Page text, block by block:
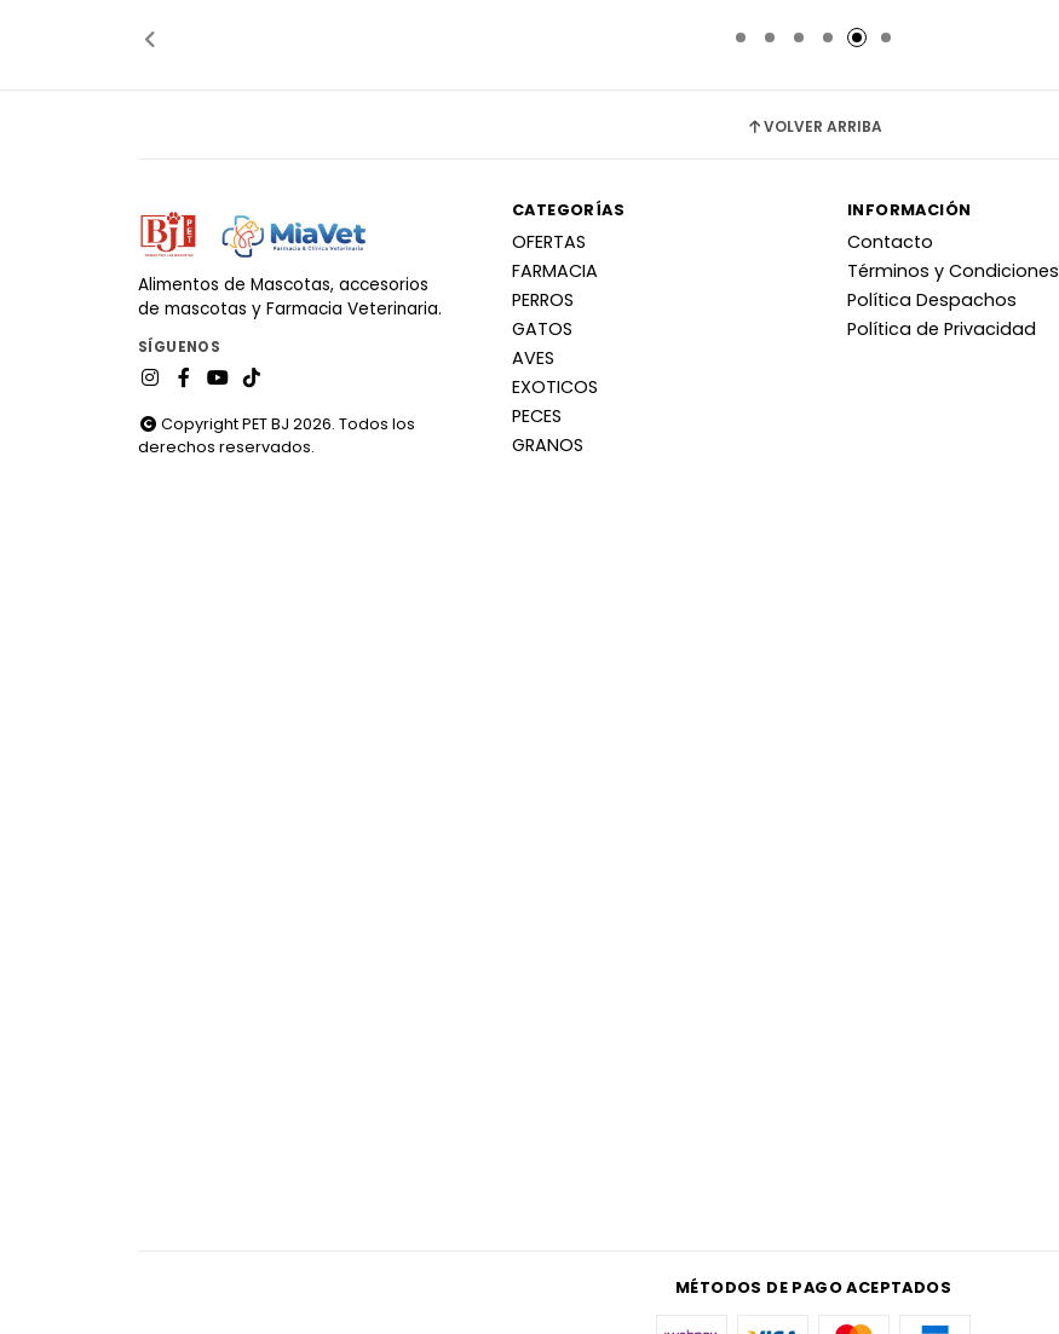
VOLVER ARRIBA
Alimentos de Mascotas, accesorios
de mascotas y Farmacia Veterinaria.
SÍGUENOS
Copyright PET BJ 2026. Todos los
derechos reservados.
CATEGORÍAS
OFERTAS
FARMACIA
PERROS
GATOS
AVES
EXOTICOS
PECES
GRANOS
INFORMACIÓN
Contacto
Términos y Condiciones
Política Despachos
Política de Privacidad
MÉTODOS DE PAGO ACEPTADOS